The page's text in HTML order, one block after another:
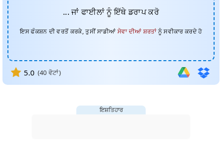
... ਜਾਂ ਫਾਈਲਾਂ ਨੂੰ ਇੱਥੇ ਡਰਾਪ ਕਰੋ
ਇਸ ਫੰਕਸ਼ਨ ਦੀ ਵਰਤੋਂ ਕਰਕੇ, ਤੁਸੀਂ ਸਾਡੀਆਂਸੇਵਾ ਦੀਆਂ ਸ਼ਰਤਾਂਨੂੰ ਸਵੀਕਾਰ ਕਰਦੇ ਹੋ
5.0 (40 ਵੋਟਾਂ)
ਇਸ਼ਤਿਹਾਰ